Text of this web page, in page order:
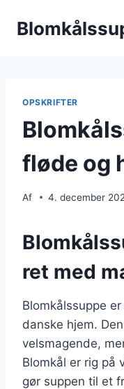
OPSKRIFTER
fløde og
Af 4. december
ret med
Blomkålssuppe
danske hjem.
velsmagende,
Blomkål er rig på
gør suppen til et